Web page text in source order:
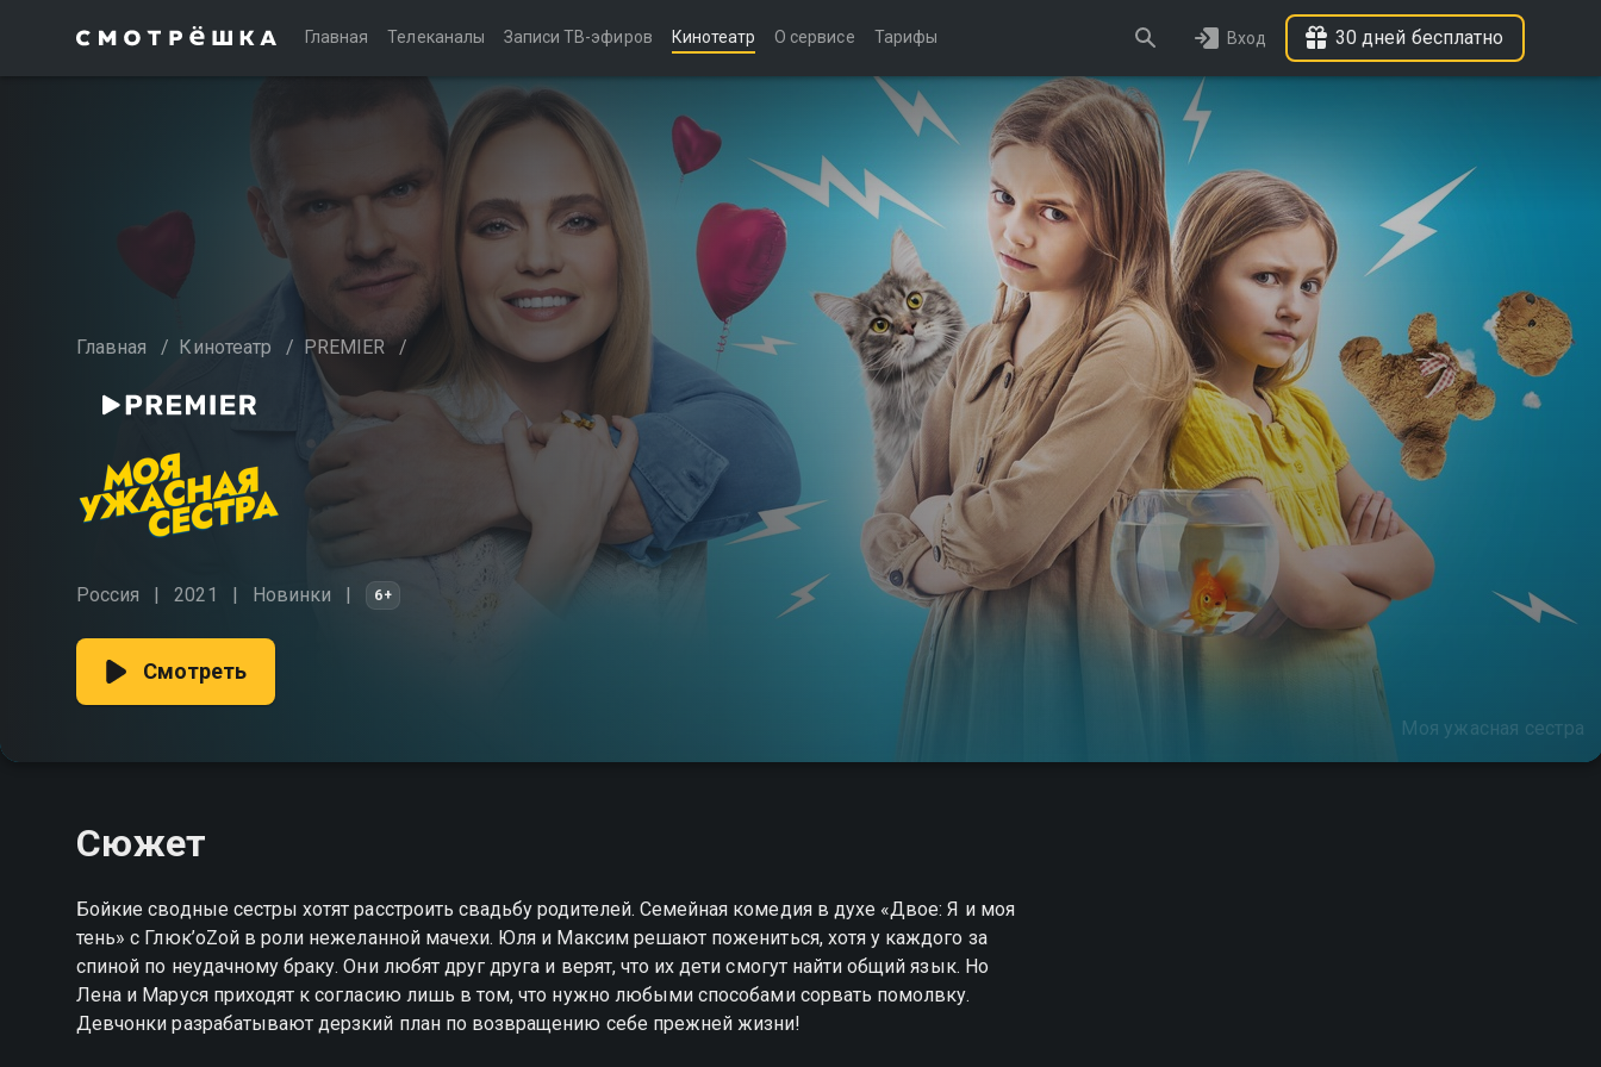
Главная Телеканалы Записи ТВ-эфиров Кинотеатр О сервисе Тарифы Вход 30 дней бесплатно
Главная / Кинотеатр / PREMIER /
Россия 2021 Новинки 6+
Моя ужасная сестра
Смотреть
Сюжет
Бойкие сводные сестры хотят расстроить свадьбу родителей. Семейная комедия в духе «Двое: Я и моя
тень» с Глюк’оZой в роли нежеланной мачехи. Юля и Максим решают пожениться, хотя у каждого за
спиной по неудачному браку. Они любят друг друга и верят, что их дети смогут найти общий язык. Но
Лена и Маруся приходят к согласию лишь в том, что нужно любыми способами сорвать помолвку.
Девчонки разрабатывают дерзкий план по возвращению себе прежней жизни!